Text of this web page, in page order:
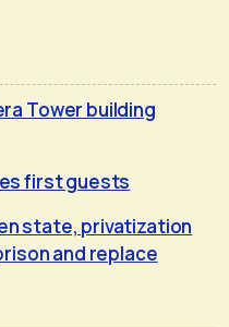
Tower building
first guests
state, privatization
and replace